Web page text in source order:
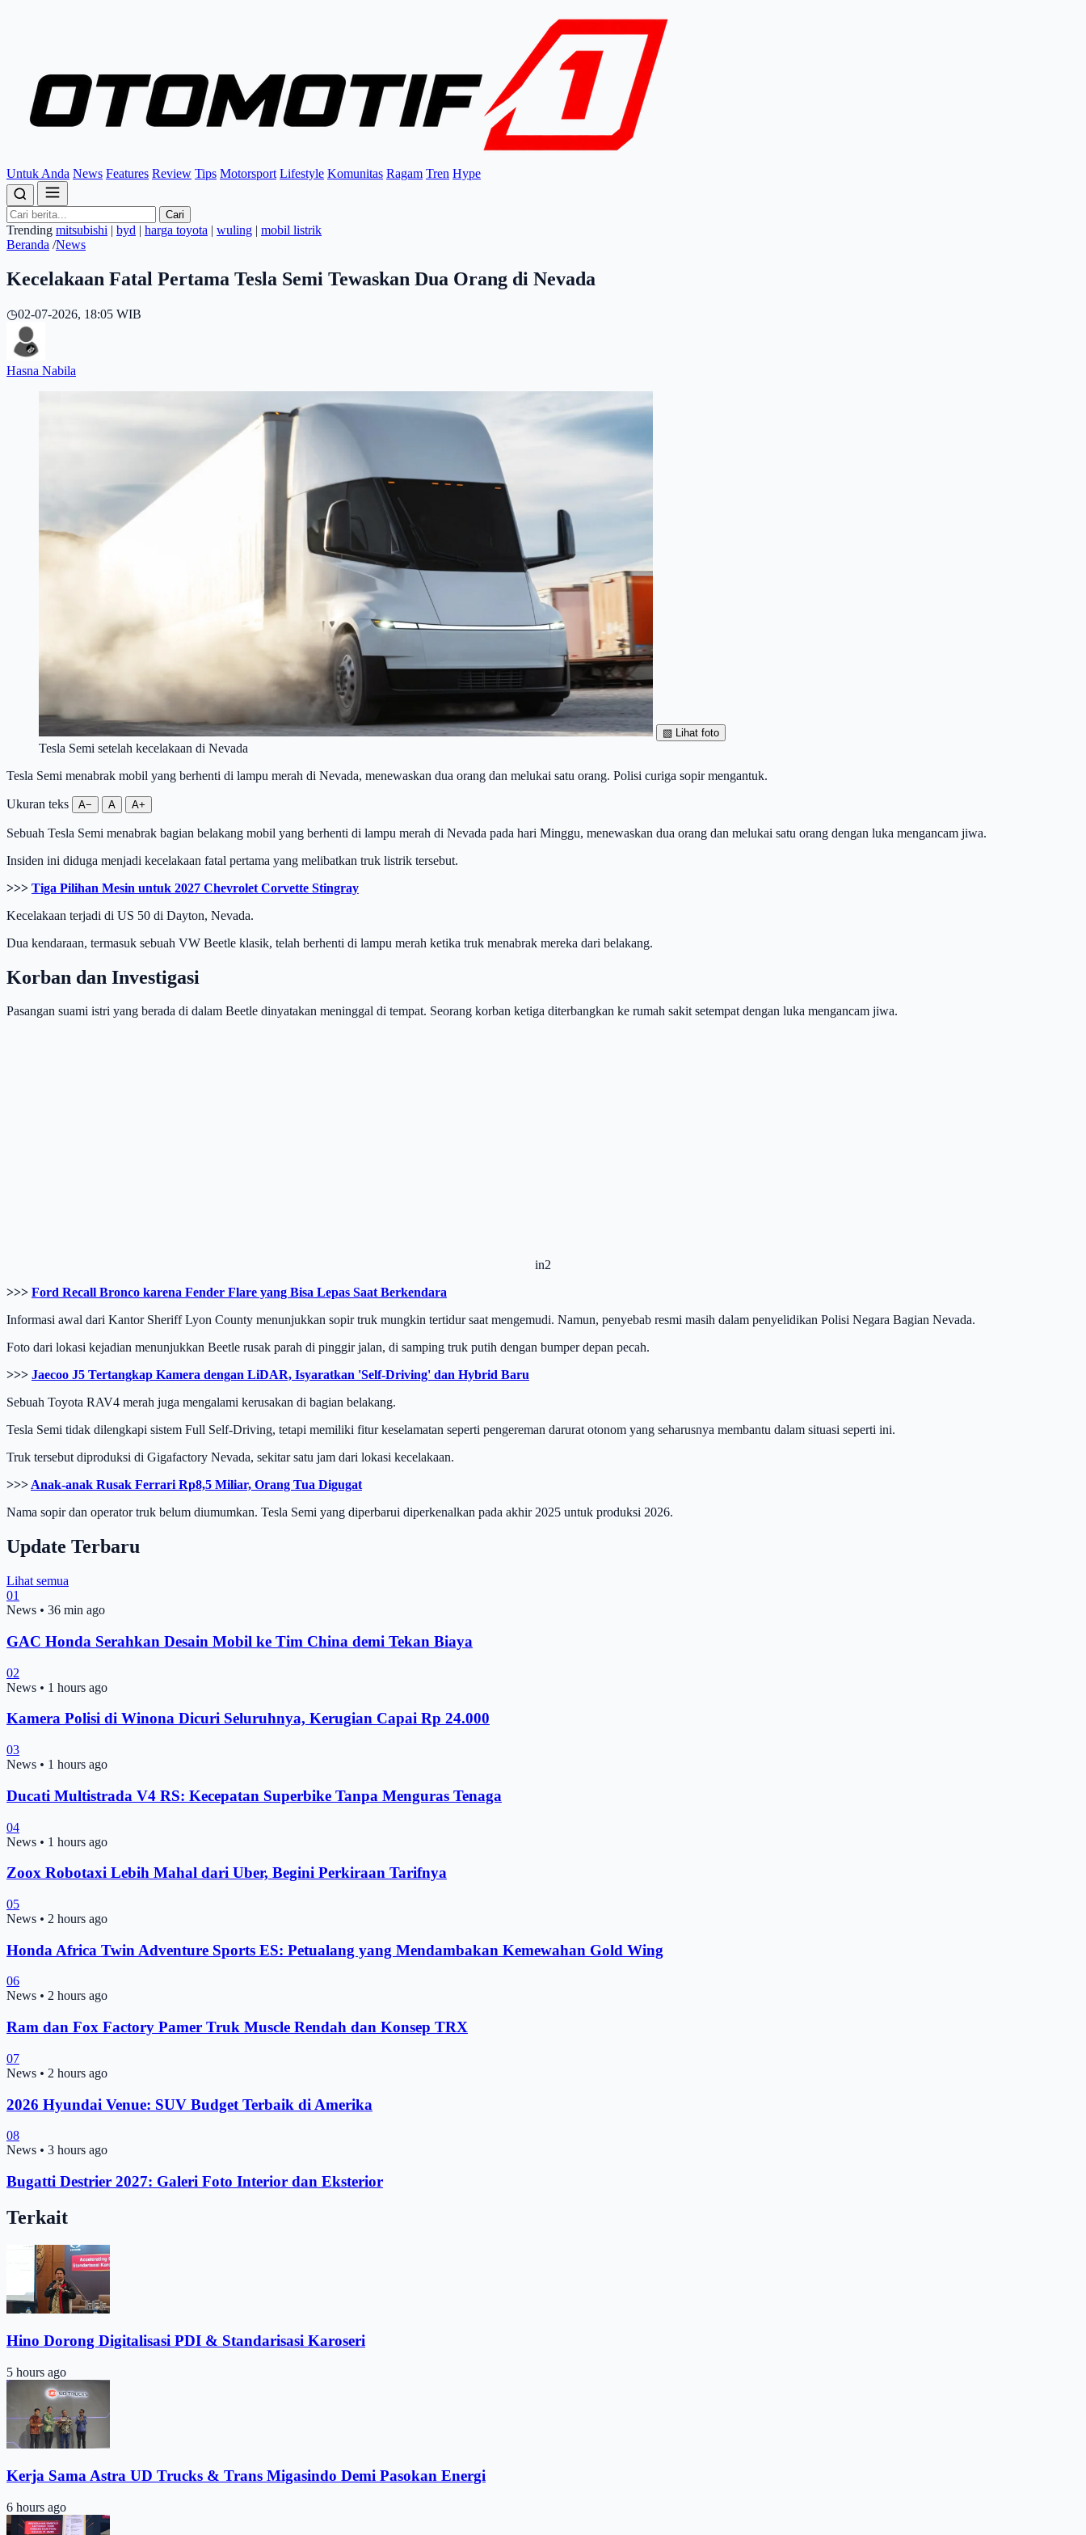
Untuk Anda News Features Review Tips Motorsport Lifestyle Komunitas Ragam Tren Hype
Cari
Trending mitsubishi | byd | harga toyota | wuling | mobil listrik
Beranda /News
Kecelakaan Fatal Pertama Tesla Semi Tewaskan Dua Orang di Nevada
◷02-07-2026, 18:05 WIB
Hasna Nabila
▧ Lihat foto
Tesla Semi setelah kecelakaan di Nevada
Tesla Semi menabrak mobil yang berhenti di lampu merah di Nevada, menewaskan dua orang dan melukai satu orang. Polisi curiga sopir mengantuk.
Ukuran teks A− A A+
Sebuah Tesla Semi menabrak bagian belakang mobil yang berhenti di lampu merah di Nevada pada hari Minggu, menewaskan dua orang dan melukai satu orang dengan luka mengancam jiwa.
Insiden ini diduga menjadi kecelakaan fatal pertama yang melibatkan truk listrik tersebut.
>>> Tiga Pilihan Mesin untuk 2027 Chevrolet Corvette Stingray
Kecelakaan terjadi di US 50 di Dayton, Nevada.
Dua kendaraan, termasuk sebuah VW Beetle klasik, telah berhenti di lampu merah ketika truk menabrak mereka dari belakang.
Korban dan Investigasi
Pasangan suami istri yang berada di dalam Beetle dinyatakan meninggal di tempat. Seorang korban ketiga diterbangkan ke rumah sakit setempat dengan luka mengancam jiwa.
in2
>>> Ford Recall Bronco karena Fender Flare yang Bisa Lepas Saat Berkendara
Informasi awal dari Kantor Sheriff Lyon County menunjukkan sopir truk mungkin tertidur saat mengemudi. Namun, penyebab resmi masih dalam penyelidikan Polisi Negara Bagian Nevada.
Foto dari lokasi kejadian menunjukkan Beetle rusak parah di pinggir jalan, di samping truk putih dengan bumper depan pecah.
>>> Jaecoo J5 Tertangkap Kamera dengan LiDAR, Isyaratkan 'Self-Driving' dan Hybrid Baru
Sebuah Toyota RAV4 merah juga mengalami kerusakan di bagian belakang.
Tesla Semi tidak dilengkapi sistem Full Self-Driving, tetapi memiliki fitur keselamatan seperti pengereman darurat otonom yang seharusnya membantu dalam situasi seperti ini.
Truk tersebut diproduksi di Gigafactory Nevada, sekitar satu jam dari lokasi kecelakaan.
>>>Anak-anak Rusak Ferrari Rp8,5 Miliar, Orang Tua Digugat
Nama sopir dan operator truk belum diumumkan. Tesla Semi yang diperbarui diperkenalkan pada akhir 2025 untuk produksi 2026.
Update Terbaru
Lihat semua
01
News • 36 min ago
GAC Honda Serahkan Desain Mobil ke Tim China demi Tekan Biaya
02
News • 1 hours ago
Kamera Polisi di Winona Dicuri Seluruhnya, Kerugian Capai Rp 24.000
03
News • 1 hours ago
Ducati Multistrada V4 RS: Kecepatan Superbike Tanpa Menguras Tenaga
04
News • 1 hours ago
Zoox Robotaxi Lebih Mahal dari Uber, Begini Perkiraan Tarifnya
05
News • 2 hours ago
Honda Africa Twin Adventure Sports ES: Petualang yang Mendambakan Kemewahan Gold Wing
06
News • 2 hours ago
Ram dan Fox Factory Pamer Truk Muscle Rendah dan Konsep TRX
07
News • 2 hours ago
2026 Hyundai Venue: SUV Budget Terbaik di Amerika
08
News • 3 hours ago
Bugatti Destrier 2027: Galeri Foto Interior dan Eksterior
Terkait
Hino Dorong Digitalisasi PDI & Standarisasi Karoseri
5 hours ago
Kerja Sama Astra UD Trucks & Trans Migasindo Demi Pasokan Energi
6 hours ago